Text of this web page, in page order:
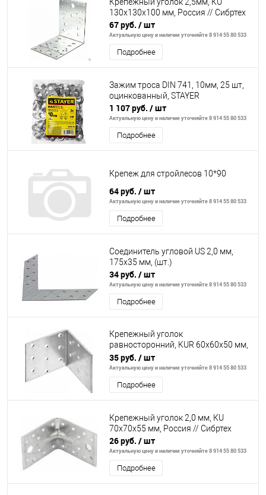
Крепежный уголок 2,5мм, КU
130x130x100 мм, Россия // Сибртех
67 руб. / шт
Актуальную цену и наличие уточняйте 8 914 55 80 533
Подробнее
Зажим троса DIN 741, 10мм, 25 шт,
оцинкованный, STAYER
1 107 руб. / шт
Актуальную цену и наличие уточняйте 8 914 55 80 533
Подробнее
Крепеж для стройлесов 10*90
64 руб. / шт
Актуальную цену и наличие уточняйте 8 914 55 80 533
Подробнее
Соединитель угловой US 2,0 мм,
175х35 мм, (шт.)
34 руб. / шт
Актуальную цену и наличие уточняйте 8 914 55 80 533
Подробнее
Крепежный уголок
равносторонний, KUR 60x60x50 мм,
Россия// Сибртех
35 руб. / шт
Актуальную цену и наличие уточняйте 8 914 55 80 533
Подробнее
Крепежный уголок 2,0 мм, КU
70x70x55 мм, Россия // Сибртех
26 руб. / шт
Актуальную цену и наличие уточняйте 8 914 55 80 533
Подробнее